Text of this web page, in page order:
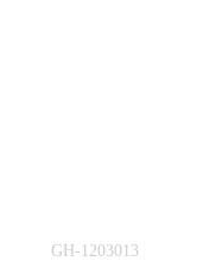
GH-1203013